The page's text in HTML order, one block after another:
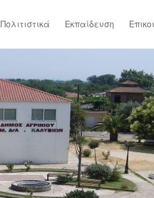
Πολιτιστικά Εκπαίδευση